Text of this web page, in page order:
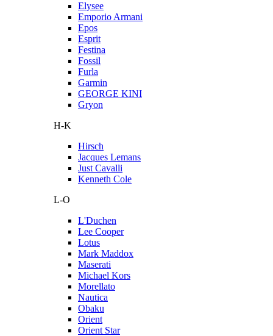
Elysee
Emporio Armani
Epos
Esprit
Festina
Fossil
Furla
Garmin
GEORGE KINI
Gryon
H-K
Hirsch
Jacques Lemans
Just Cavalli
Kenneth Cole
L-O
L'Duchen
Lee Cooper
Lotus
Mark Maddox
Maserati
Michael Kors
Morellato
Nautica
Obaku
Orient
Orient Star